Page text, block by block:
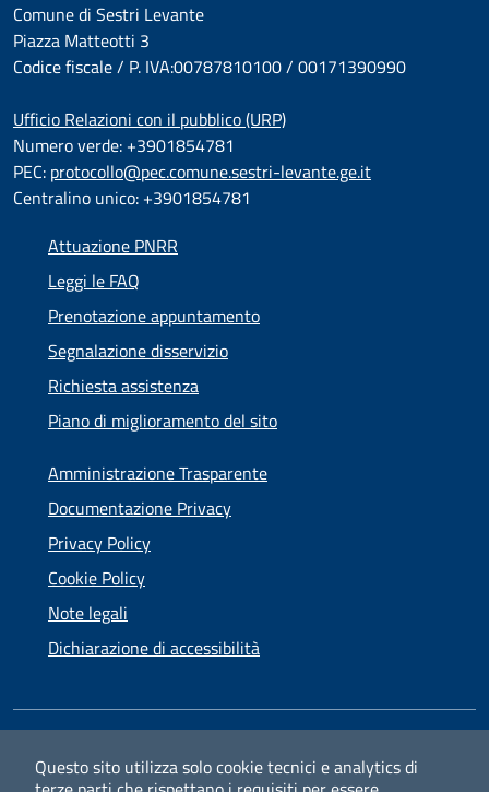
Questo sito utilizza solo cookie tecnici e analytics di
Comune di Sestri Levante
Piazza Matteotti 3
Codice fiscale / P. IVA:00787810100 / 00171390990
Ufficio Relazioni con il pubblico (URP)
Numero verde: +3901854781
PEC: protocollo@pec.comune.sestri-levante.ge.it
Centralino unico: +3901854781
Attuazione PNRR
Leggi le FAQ
Prenotazione appuntamento
Segnalazione disservizio
Richiesta assistenza
Piano di miglioramento del sito
Amministrazione Trasparente
Documentazione Privacy
Privacy Policy
Cookie Policy
Note legali
Dichiarazione di accessibilità